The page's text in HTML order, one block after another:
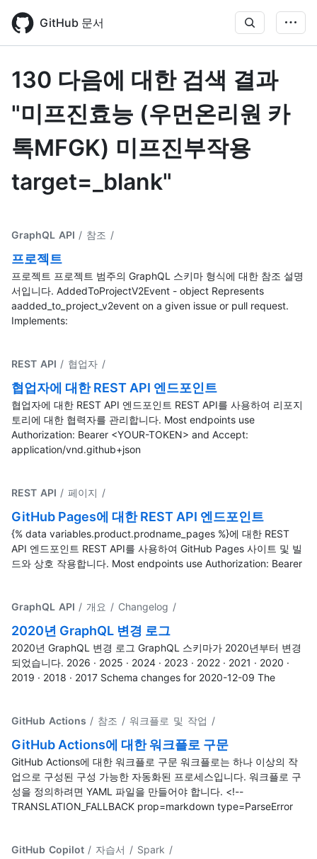
main
GitHub 문서
130 다음에 대한 검색 결과
"미프진효능 (우먼온리원 카
톡MFGK) 미프진부작용
target=_blank"
GraphQL API / 참조 /
프로젝트
프로젝트 프로젝트 범주의 GraphQL 스키마 형식에 대한 참조 설명
서입니다. AddedToProjectV2Event - object Represents
aadded_to_project_v2event on a given issue or pull request.
Implements:
REST API / 협업자 /
협업자에 대한 REST API 엔드포인트
협업자에 대한 REST API 엔드포인트 REST API를 사용하여 리포지
토리에 대한 협력자를 관리합니다. Most endpoints use
Authorization: Bearer <YOUR-TOKEN> and Accept:
application/vnd.github+json
REST API / 페이지 /
GitHub Pages에 대한 REST API 엔드포인트
{% data variables.product.prodname_pages %}에 대한 REST
API 엔드포인트 REST API를 사용하여 GitHub Pages 사이트 및 빌
드와 상호 작용합니다. Most endpoints use Authorization: Bearer
GraphQL API / 개요 / Changelog /
2020년 GraphQL 변경 로그
2020년 GraphQL 변경 로그 GraphQL 스키마가 2020년부터 변경
되었습니다. 2026 · 2025 · 2024 · 2023 · 2022 · 2021 · 2020 ·
2019 · 2018 · 2017 Schema changes for 2020-12-09 The
GitHub Actions / 참조 / 워크플로 및 작업 /
GitHub Actions에 대한 워크플로 구문
GitHub Actions에 대한 워크플로 구문 워크플로는 하나 이상의 작
업으로 구성된 구성 가능한 자동화된 프로세스입니다. 워크플로 구
성을 정의하려면 YAML 파일을 만들어야 합니다. <!--
TRANSLATION_FALLBACK prop=markdown type=ParseError
GitHub Copilot / 자습서 / Spark /